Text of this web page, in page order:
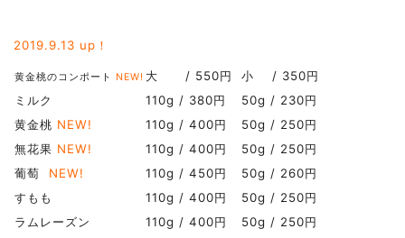
2019.9.13 up！
黄金桃のコンポート NEW! 大 / 550円
小 / 350円
ミルク
110g / 380円
50g / 230円
黄金桃 NEW! 110g / 400円
50g / 250円
無花果 NEW! 110g / 400円
50g / 250円
葡萄 NEW! 110g / 450円
50g / 260円
すもも
110g / 400円
50g / 250円
ラムレーズン
110g / 400円
50g / 250円